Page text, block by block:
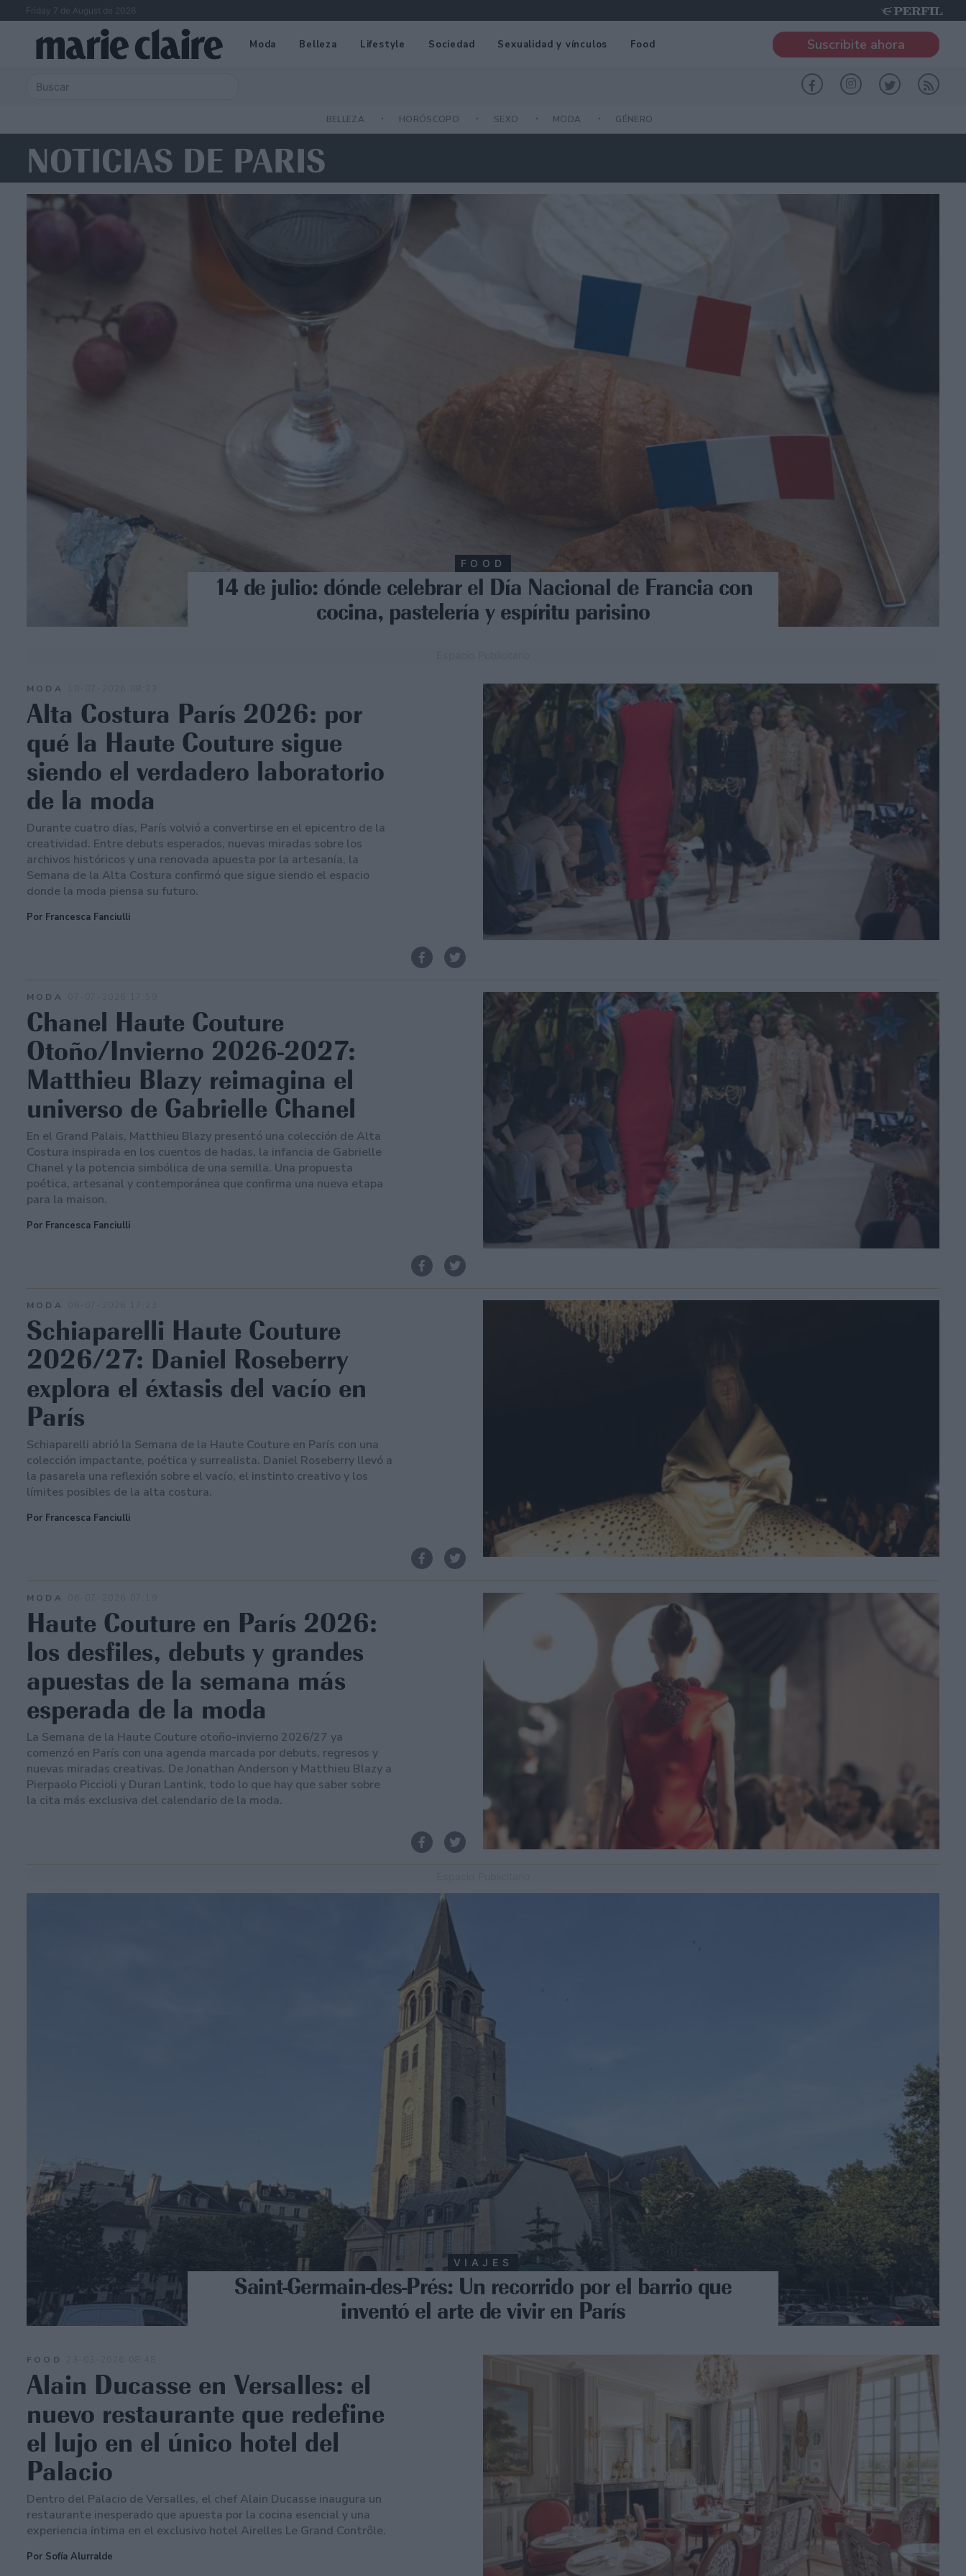
Friday 7 de August de 2026
Moda Belleza Lifestyle Sociedad Sexualidad y vínculos Food Suscribite ahora
BELLEZA HORÓSCOPO SEXO MODA GÉNERO
NOTICIAS DE PARIS
FOOD
14 de julio: dónde celebrar el Día Nacional de Francia con
cocina, pastelería y espíritu parisino
MODA
Alta Costura París 2026: por
qué la Haute Couture sigue
siendo el verdadero laboratorio
de la moda
Durante cuatro días, París volvió a convertirse en el epicentro de la
creatividad. Entre debuts esperados, nuevas miradas sobre los
archivos históricos y una renovada apuesta por la artesanía, la
Semana de la Alta Costura confirmó que sigue siendo el espacio
donde la moda piensa su futuro.
Por Francesca Fanciulli
MODA
Chanel Haute Couture
Otoño/Invierno 2026-2027:
Matthieu Blazy reimagina el
universo de Gabrielle Chanel
En el Grand Palais, Matthieu Blazy presentó una colección de Alta
Costura inspirada en los cuentos de hadas, la infancia de Gabrielle
Chanel y la potencia simbólica de una semilla. Una propuesta
poética, artesanal y contemporánea que confirma una nueva etapa
para la maison.
Por Francesca Fanciulli
MODA
Schiaparelli Haute Couture
2026/27: Daniel Roseberry
explora el éxtasis del vacío en
París
Schiaparelli abrió la Semana de la Haute Couture en París con una
colección impactante, poética y surrealista. Daniel Roseberry llevó a
la pasarela una reflexión sobre el vacío, el instinto creativo y los
límites posibles de la alta costura.
Por Francesca Fanciulli
MODA
Haute Couture en París 2026:
los desfiles, debuts y grandes
apuestas de la semana más
esperada de la moda
La Semana de la Haute Couture otoño-invierno 2026/27 ya
comenzó en París con una agenda marcada por debuts, regresos y
nuevas miradas creativas. De Jonathan Anderson y Matthieu Blazy a
Pierpaolo Piccioli y Duran Lantink, todo lo que hay que saber sobre
la cita más exclusiva del calendario de la moda.
VIAJES
Saint-Germain-des-Prés: Un recorrido por el barrio que
inventó el arte de vivir en París
FOOD
Alain Ducasse en Versalles: el
nuevo restaurante que redefine
el lujo en el único hotel del
Palacio
Dentro del Palacio de Versalles, el chef Alain Ducasse inaugura un
restaurante inesperado que apuesta por la cocina esencial y una
experiencia íntima en el exclusivo hotel Airelles Le Grand Contrôle.
Por Sofía Alurralde